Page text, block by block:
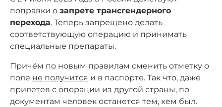
поправки о запрете трансгендерного
перехода. Теперь запрещено делать
соответствующую операцию и принимать
специальные препараты.
Причём по новым правилам сменить отметку о
поле не получится и в паспорте. Так что, даже
прилетев с операции из другой страны, по
документам человек останется тем, кем был.